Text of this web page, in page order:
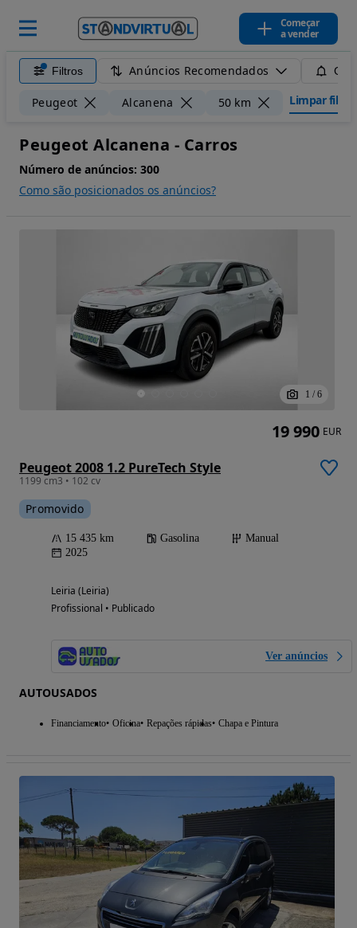
Começar
a vender
Filtros Anúncios Recomendados
Peugeot Alcanena 50 km Limpar
Peugeot Alcanena - Carros
Número de anúncios: 300
Como são posicionados os anúncios?
1 / 6
Peugeot 2008 1.2 PureTech Style
1199 cm3 • 102 cv
Promovido
15 435 km Gasolina
Manual
2025
Leiria (Leiria)
Profissional • Publicado
Ver anúncios
AUTOUSADOS
Financiamento Oficina Repações rápidas Chapa e Pintura
19 990 EUR